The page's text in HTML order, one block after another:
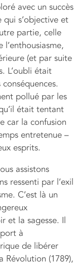
avec un succès
s’objective et
partie, celle
(et par suite
L’oubli était
pollué par les
était tentant
car la confusion
entretenue –
esprits.
assistons
ressenti par l’exil
C’est là un
et la sagesse. Il
à
de libérer
Révolution (1789),